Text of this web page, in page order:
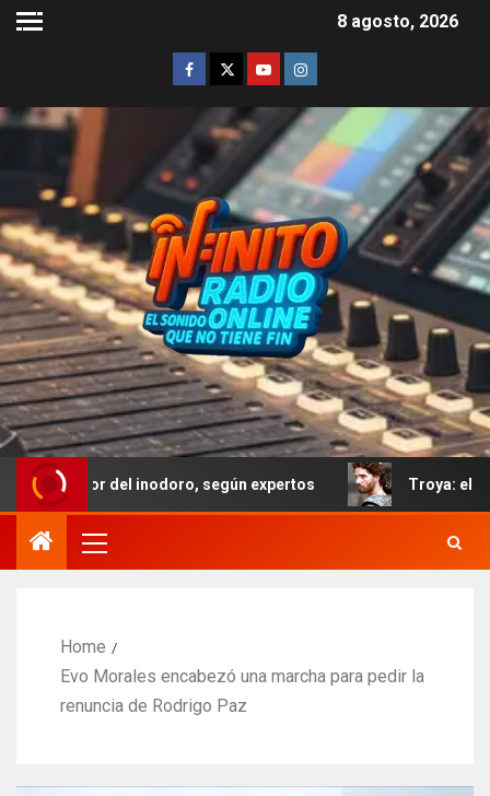
8 agosto, 2026
inodoro, según expertos Troya: el error de Eric
Home
Evo Morales encabezó una marcha para pedir la
renuncia de Rodrigo Paz